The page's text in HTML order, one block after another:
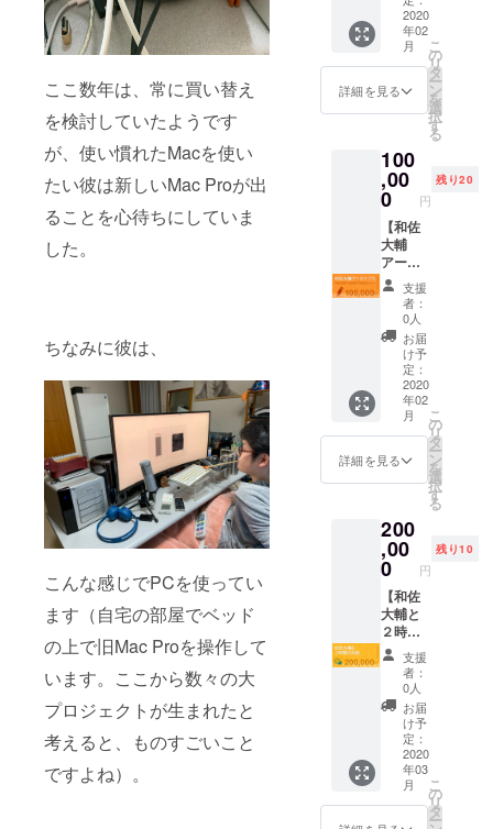
ここ数年は、常に買い替え
を検討していたようです
が、使い慣れたMacを使い
たい彼は新しいMac Proが出
ることを心待ちにしていま
した。
ちなみに彼は、
こんな感じでPCを使ってい
ます（自宅の部屋でベッド
の上で旧Mac Proを操作して
います。ここから数々の大
プロジェクトが生まれたと
考えると、ものすごいこと
ですよね）。
宿泊費
はご負
担くだ
さい
気持ち
に、感
謝し、
MacPro
開封動
画を
YouTub
した際
に概要
欄にク
レジッ
トさせ
て頂き
ます。
また、
本プロ
ジェク
トの結
果発表
ライブ
の際に
お名前
を呼び
上げさ
せて頂
きま
す。さ
本プロ
ジェク
トの結
果を
Facebo
okの投
稿で報
告する
際にク
レジッ
トとし
て明記
させて
頂きま
す。さ
らにさ
らに、
和佐大
2020
年02
月
詳細を見る
こ
の
リ
タ
ー
ン
を
選
択
す
る
100
,00
0 円
残り20
【和佐
大輔
アーカ
イブス
「THE
DRIP
MARKE
TINGセ
ナー」
らは和
佐大輔
が２０
１９年
に開催
「THE
DRIP
MAEKE
TINGセ
ミ
ナー」
を受け
取れる
プラン
です。
動画を
お送り
させて
頂きま
す。
支援
者：
0人
お届
け予
定：
2020
年02
月
詳細を見る
こ
の
リ
タ
ー
ン
を
選
択
す
る
200
,00
0 円
残り10
【和佐
大輔と
２時間
の対
談】 こ
ちらは
神戸に
ある和
佐大輔
の事務
所で２
時間の
対談収
録がで
支援
者：
0人
お届
け予
定：
2020
年03
月
こ
の
リ
タ
ー